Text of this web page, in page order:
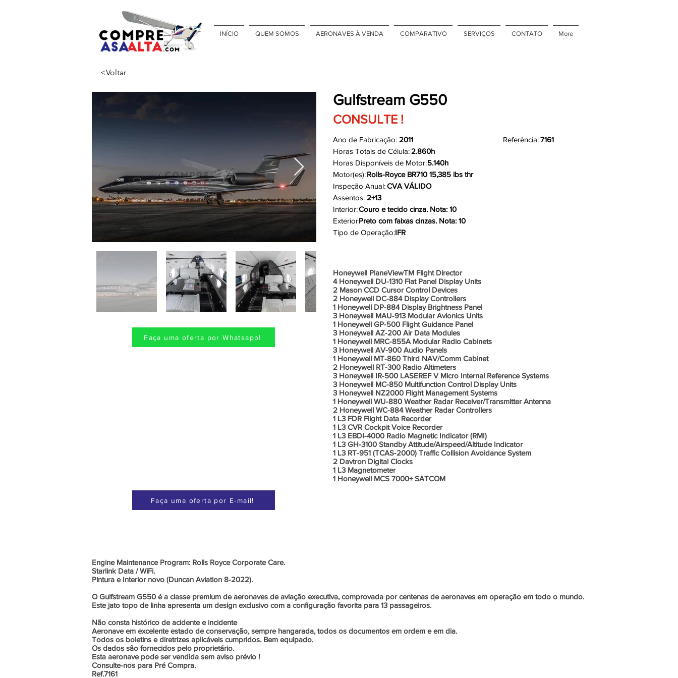
INÍCIO QUEM SOMOS AERONAVES À VENDA COMPARATIVO SERVIÇOS CONTATO More
<Voltar
Faça uma oferta por Whatsapp!
Gulfstream G550
CONSULTE !
Ano de Fabricação: 2011 Referência:7161
Horas Totais de Célula:2.860h
Horas Disponíveis de Motor:5.140h
Motor(es):Rolls-Royce BR710 15,385 lbs thr
Inspeção Anual:CVA VÁLIDO
Assentos: 2+13
Interior:Couro e tecido cinza. Nota: 10
Exterior:Preto com faixas cinzas. Nota: 10
Tipo de Operação:IFR
Honeywell PlaneViewTM Flight Director
4 Honeywell DU-1310 Flat Panel Display Units
2 Mason CCD Cursor Control Devices
2 Honeywell DC-884 Display Controllers
1 Honeywell DP-884 Display Brightness Panel
3 Honeywell MAU-913 Modular Avionics Units
1 Honeywell GP-500 Flight Guidance Panel
3 Honeywell AZ-200 Air Data Modules
1 Honeywell MRC-855A Modular Radio Cabinets
3 Honeywell AV-900 Audio Panels
1 Honeywell MT-860 Third NAV/Comm Cabinet
2 Honeywell RT-300 Radio Altimeters
3 Honeywell IR-500 LASEREF V Micro Internal Reference Systems
3 Honeywell MC-850 Multifunction Control Display Units
3 Honeywell NZ2000 Flight Management Systems
1 Honeywell WU-880 Weather Radar Receiver/Transmitter Antenna
2 Honeywell WC-884 Weather Radar Controllers
1 L3 FDR Flight Data Recorder
1 L3 CVR Cockpit Voice Recorder
1 L3 EBDI-4000 Radio Magnetic Indicator (RMI)
1 L3 GH-3100 Standby Attitude/Airspeed/Altitude Indicator
1 L3 RT-951 (TCAS-2000) Traffic Collision Avoidance System
2 Davtron Digital Clocks
1 L3 Magnetometer
1 Honeywell MCS 7000+ SATCOM
Faça uma oferta por E-mail!
Engine Maintenance Program: Rolls Royce Corporate Care.
Starlink Data / WiFi.
Pintura e Interior novo (Duncan Aviation 8-2022).
O Gulfstream G550 é a classe premium de aeronaves de aviação executiva, comprovada por centenas de aeronaves em operação em todo o mundo.
Este jato topo de linha apresenta um design exclusivo com a configuração favorita para 13 passageiros.
Não consta histórico de acidente e incidente
Aeronave em excelente estado de conservação, sempre hangarada, todos os documentos em ordem e em dia.
Todos os boletins e diretrizes aplicáveis cumpridos. Bem equipado.
Os dados são fornecidos pelo proprietário.
Esta aeronave pode ser vendida sem aviso prévio !
Consulte-nos para Pré Compra.
Ref.7161